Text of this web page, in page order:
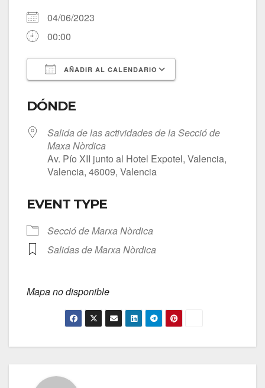
04/06/2023
00:00
AÑADIR AL CALENDARIO
DÓNDE
Salida de las actividades de la Secció de
Maxa Nòrdica
Av. Pío XII junto al Hotel Expotel, Valencia,
Valencia, 46009, Valencia
EVENT TYPE
Secció de Marxa Nòrdica
Salidas de Marxa Nòrdica
Mapa no disponible